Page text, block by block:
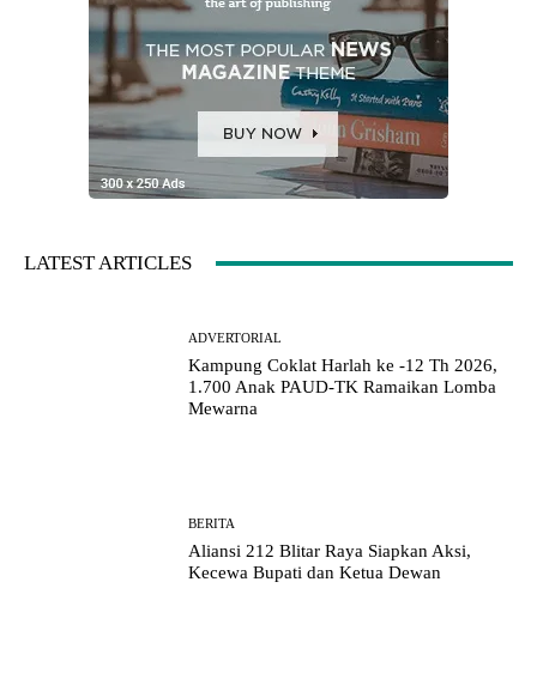
LATEST ARTICLES
ADVERTORIAL
Kampung Coklat Harlah ke -12 Th 2026,
1.700 Anak PAUD-TK Ramaikan Lomba
Mewarna
BERITA
Aliansi 212 Blitar Raya Siapkan Aksi,
Kecewa Bupati dan Ketua Dewan